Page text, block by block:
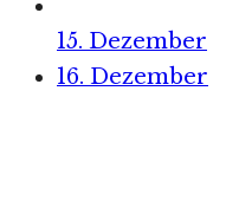
15. Dezember
16. Dezember